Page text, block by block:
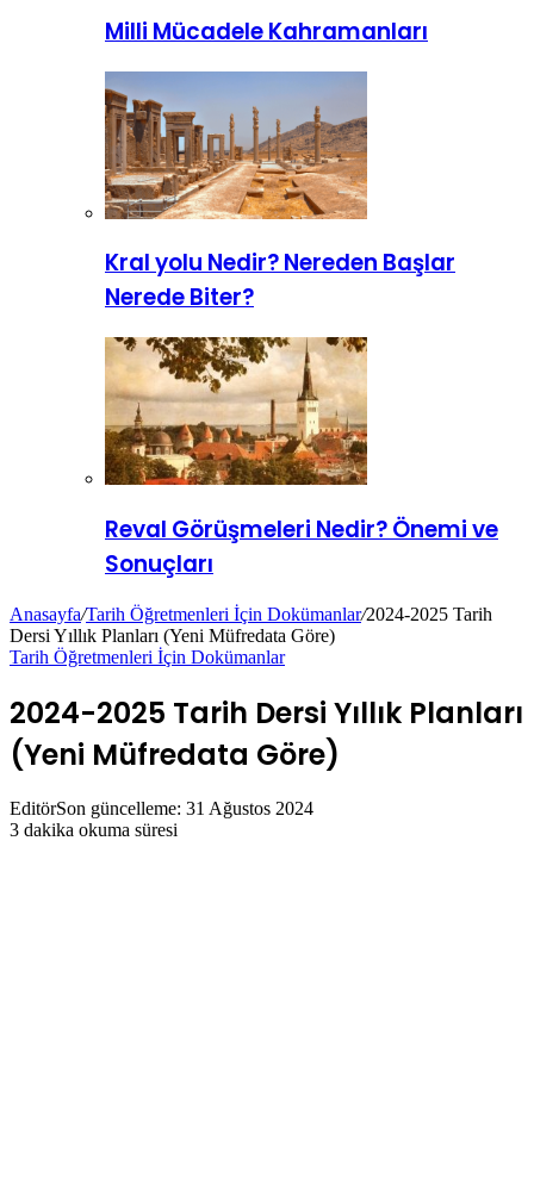
Milli Mücadele Kahramanları
Kral yolu Nedir? Nereden Başlar
Nerede Biter?
Reval Görüşmeleri Nedir? Önemi ve
Sonuçları
Anasayfa/Tarih Öğretmenleri İçin Dokümanlar/2024-2025 Tarih
Dersi Yıllık Planları (Yeni Müfredata Göre)
Tarih Öğretmenleri İçin Dokümanlar
2024-2025 Tarih Dersi Yıllık Planları
(Yeni Müfredata Göre)
EditörSon güncelleme: 31 Ağustos 2024
3 dakika okuma süresi